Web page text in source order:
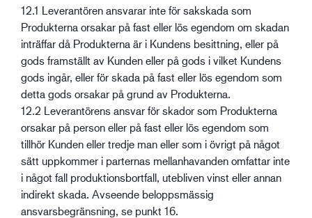
12.1 Leverantören ansvarar inte för sakskada som
Produkterna orsakar på fast eller lös egendom om skadan
inträffar då Produkterna är i Kundens besittning, eller på
gods framställt av Kunden eller på gods i vilket Kundens
gods ingår, eller för skada på fast eller lös egendom som
detta gods orsakar på grund av Produkterna.
12.2 Leverantörens ansvar för skador som Produkterna
orsakar på person eller på fast eller lös egendom som
tillhör Kunden eller tredje man eller som i övrigt på något
sätt uppkommer i parternas mellanhavanden omfattar inte
i något fall produktionsbortfall, utebliven vinst eller annan
indirekt skada. Avseende beloppsmässig
ansvarsbegränsning, se punkt 16.